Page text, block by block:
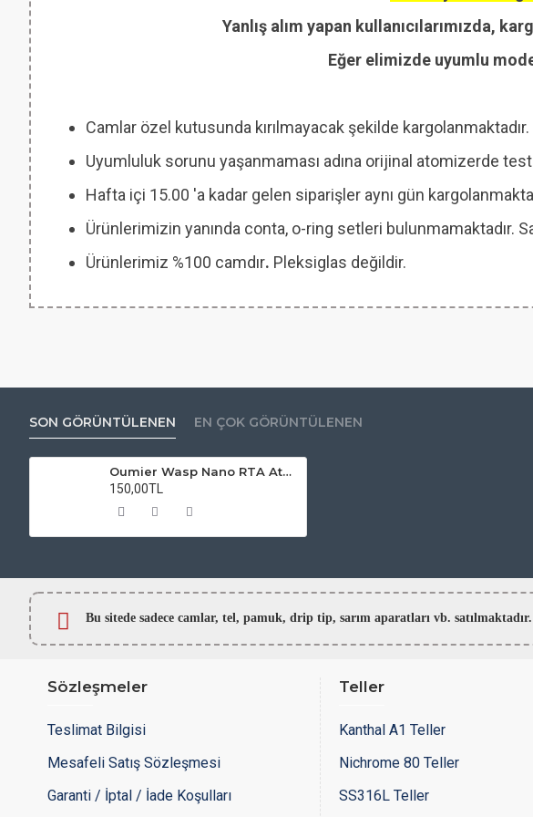
Yanlış alım yapan kullanıcılarımızda,
Eğer elimizde uyumlu
Camlar özel kutusunda kırılmayacak şekilde kargolanmaktadır.
Uyumluluk sorunu yaşanmaması adına orijinal atomizerde
Hafta içi 15.00 'a kadar gelen siparişler aynı gün
Ürünlerimizin yanında conta, o-ring setleri bulunmamaktadır.
Ürünlerimiz %100 camdır. Pleksiglas değildir.
SON GÖRÜNTÜLENEN EN ÇOK GÖRÜNTÜLENEN
Oumier Wasp Nano RTA Atomizer Camı
150,00TL
Bu sitede sadece camlar, tel, pamuk, drip tip, sarım aparatları vb.
Sözleşmeler
Teslimat Bilgisi
Mesafeli Satış Sözleşmesi
Garanti / İptal / İade Koşulları
Teller
Kanthal A1 Teller
Nichrome 80 Teller
SS316L Teller